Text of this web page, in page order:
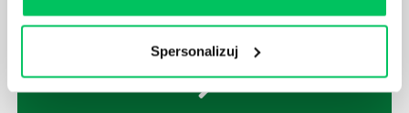
Spersonalizuj
produktów, które trafiają do klientów.